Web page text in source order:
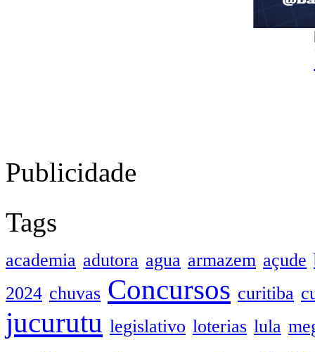
Publicidade
Tags
academia adutora agua armazem açude
2024 chuvas Concursos curitiba
jucurutu legislativo loterias lula